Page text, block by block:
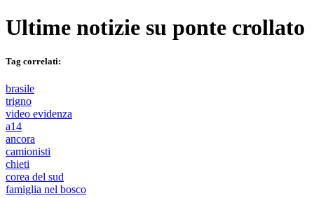
Ultime notizie su ponte crollato
Tag correlati:
brasile
trigno
video evidenza
a14
ancora
camionisti
chieti
corea del sud
famiglia nel bosco